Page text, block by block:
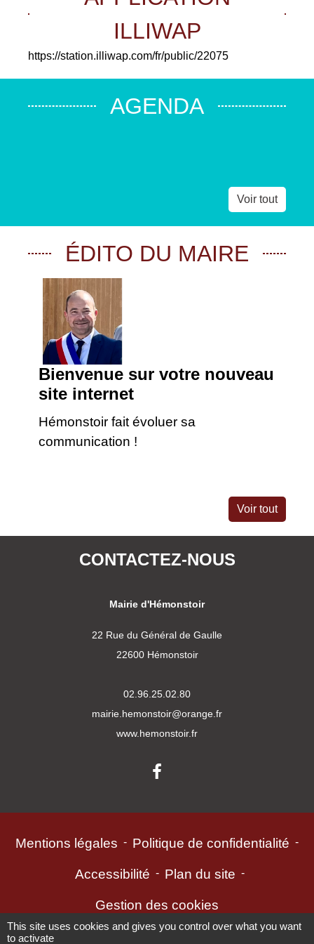
ILLIWAP
https://station.illiwap.com/fr/public/22075
AGENDA
Voir tout
ÉDITO DU MAIRE
Bienvenue sur votre nouveau
site internet
Hémonstoir fait évoluer sa
communication !
Voir tout
CONTACTEZ-NOUS
Mairie d'Hémonstoir
22 Rue du Général de Gaulle
22600 Hémonstoir
02.96.25.02.80
mairie.hemonstoir@orange.fr
www.hemonstoir.fr
Mentions légales - Politique de confidentialité -
Accessibilité - Plan du site -
Gestion des cookies
This site uses cookies and gives you control over what you want
to activate